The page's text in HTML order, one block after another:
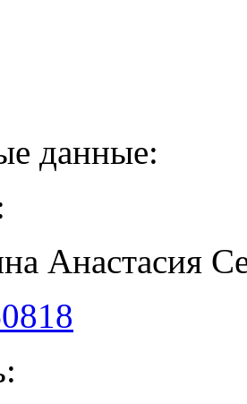
данные:
Анастасия